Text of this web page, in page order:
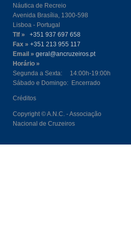
Náutica de Recreio
Avenida Brasília, 1300-598
Lisboa - Portugal
Tlf »
+351 937 697 658
Fax » +351 213 955 117
Email » geral@ancruzeiros.pt
Horário »
Segunda a Sexta: 14:00h-19:00h
Sábado e Domingo: Encerrado
Créditos
Copyright © A.N.C. - Associação
Nacional de Cruzeiros